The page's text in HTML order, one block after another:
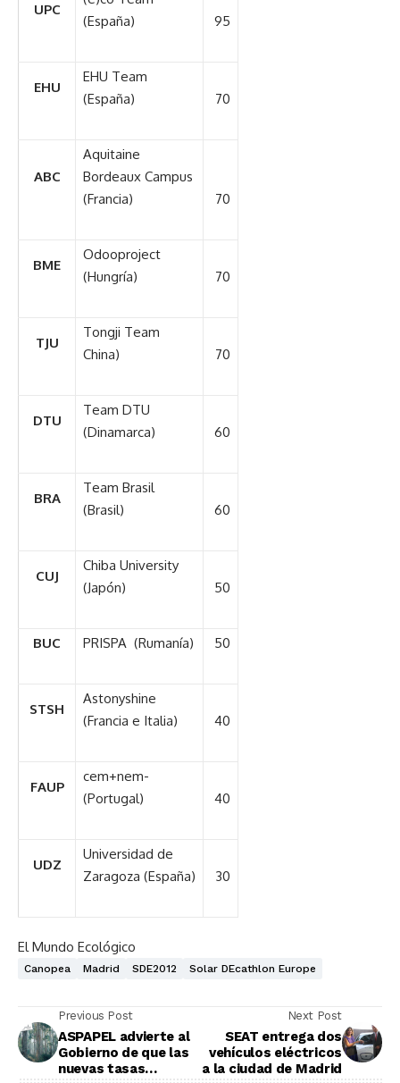
UPC
(España)
95
EHU
EHU Team
(España)
70
ABC
Aquitaine
Bordeaux Campus
(Francia)
70
BME
Odooproject
(Hungría)
70
TJU
Tongji Team
China)
70
DTU
Team DTU
(Dinamarca)
60
BRA
Team Brasil
(Brasil)
60
CUJ
Chiba University
(Japón)
50
BUC PRISPA (Rumanía) 50
STSH
Astonyshine
(Francia e Italia)
40
FAUP
cem+nem-
(Portugal)
40
UDZ
Universidad de
Zaragoza (España)
30
El Mundo Ecológico
Canopea Madrid SDE2012 Solar DEcathlon Europe
Previous Post
ASPAPEL advierte al
Gobierno de que las
nuevas tasas
Next Post
SEAT entrega dos
vehículos eléctricos
a la ciudad de Madrid